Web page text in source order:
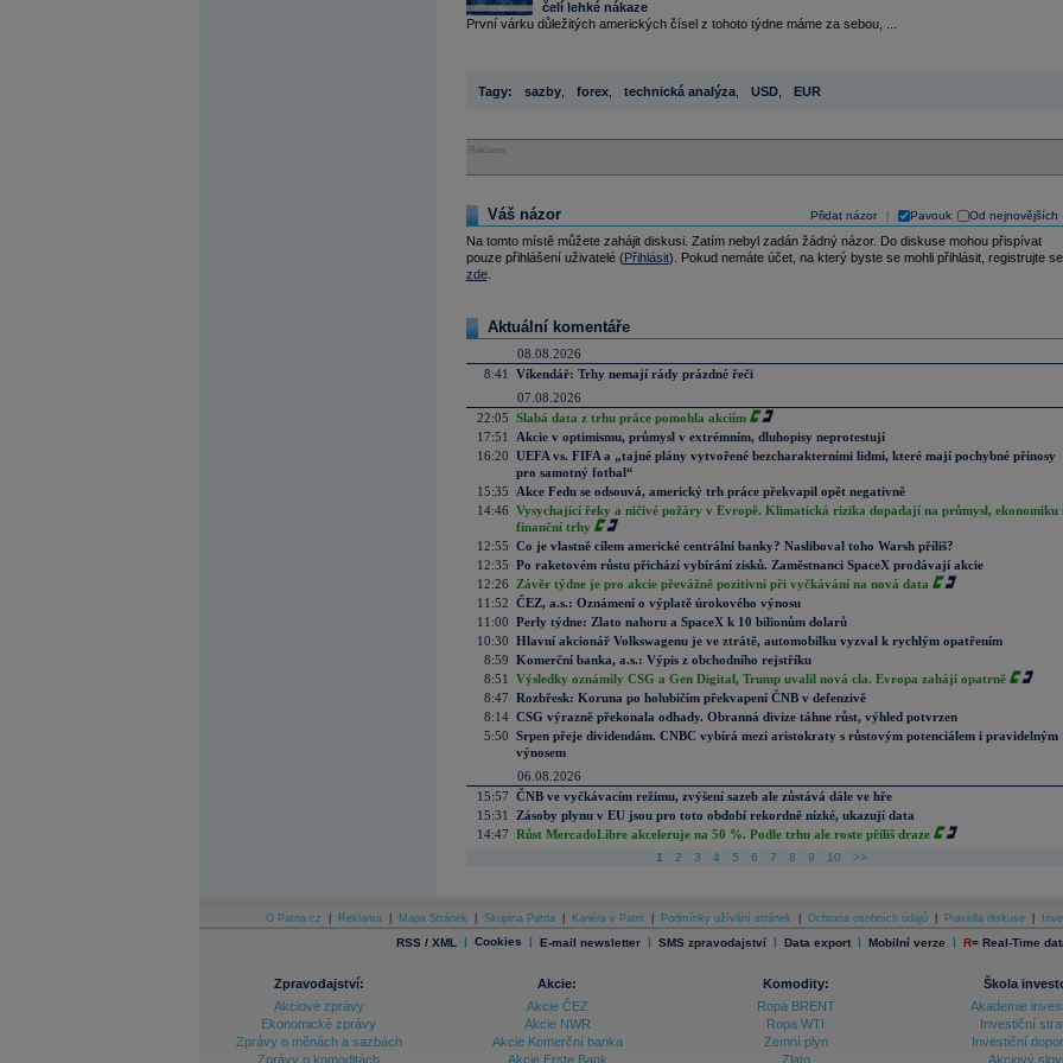
čelí lehké nákaze
První várku důležitých amerických čísel z tohoto týdne máme za sebou, ...
Tagy: sazby, forex, technická analýza, USD, EUR
Reklama
Přidat názor Pavouk Od nejnovějších
Váš názor
Na tomto místě můžete zahájit diskusi. Zatím nebyl zadán žádný názor. Do diskuse mohou přispívat
pouze přihlášení uživatelé (Přihlásit). Pokud nemáte účet, na který byste se mohli přihlásit, registrujte se
zde.
Aktuální komentáře
08.08.2026
8:41
Víkendář: Trhy nemají rády prázdné řeči
07.08.2026
22:05 Slabá data z trhu práce pomohla akciím
17:51
Akcie v optimismu, průmysl v extrémním, dluhopisy neprotestují
16:20 UEFA vs. FIFA a „tajné plány vytvořené bezcharakterními lidmi, které mají pochybné přínosy
pro samotný fotbal“
15:35
Akce Fedu se odsouvá, americký trh práce překvapil opět negativně
14:46 Vysychající řeky a ničivé požáry v Evropě. Klimatická rizika dopadají na průmysl, ekonomiku
finanční trhy
12:55 Co je vlastně cílem americké centrální banky? Nasliboval toho Warsh příliš?
12:35 Po raketovém růstu přichází vybírání zisků. Zaměstnanci SpaceX prodávají akcie
12:26
Závěr týdne je pro akcie převážně pozitivní při vyčkávání na nová data
11:52 ČEZ, a.s.: Oznámení o výplatě úrokového výnosu
11:00 Perly týdne: Zlato nahoru a SpaceX k 10 bilionům dolarů
10:30 Hlavní akcionář Volkswagenu je ve ztrátě, automobilku vyzval k rychlým opatřením
8:59 Komerční banka, a.s.: Výpis z obchodního rejstříku
8:51
Výsledky oznámily CSG a Gen Digital, Trump uvalil nová cla. Evropa zahájí opatrně
8:47 Rozbřesk: Koruna po holubičím překvapení ČNB v defenzivě
8:14 CSG výrazně překonala odhady. Obranná divize táhne růst, výhled potvrzen
5:50 Srpen přeje dividendám. CNBC vybírá mezi aristokraty s růstovým potenciálem i pravidelným
výnosem
06.08.2026
15:57 ČNB ve vyčkávacím režimu, zvýšení sazeb ale zůstává dále ve hře
15:31
Zásoby plynu v EU jsou pro toto období rekordně nízké, ukazují data
14:47 Růst MercadoLibre akceleruje na 50 %. Podle trhu ale roste příliš draze
1 2 3 4 5 6 7 8 9 10 >>
O Patria.cz Reklama Mapa Stránek Skupina Patria Kariéra v Patrii Podmínky užívání stránek Ochrana osobních údajů Pravidla diskuse
RSS / XML | Cookies | E-mail newsletter | SMS zpravodajství | Data export | Mobilní verze | R= Real-Time
Zpravodajství:
Akciové zprávy
Ekonomické zprávy
Zprávy o měnách a sazbách
Zprávy o komoditách
Akcie:
Akcie ČEZ
Akcie NWR
Akcie Komerční banka
Akcie Erste Bank
Komodity:
Ropa BRENT
Ropa WTI
Zemní plyn
Zlato
Škola
Akademie
Investiční
Investiční
Akciový